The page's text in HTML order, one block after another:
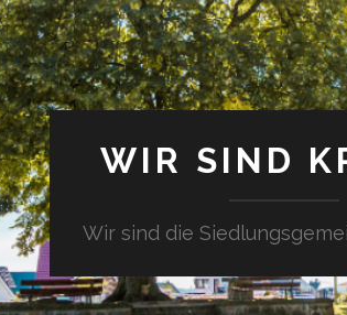
WIR SIND
Wir sind die